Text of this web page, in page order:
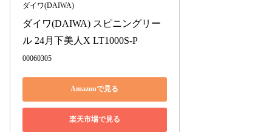
ダイワ(DAIWA)
ダイワ(DAIWA) スピニングリー
ル 24月下美人X LT1000S-P
00060305
Amazonで見る
楽天市場で見る